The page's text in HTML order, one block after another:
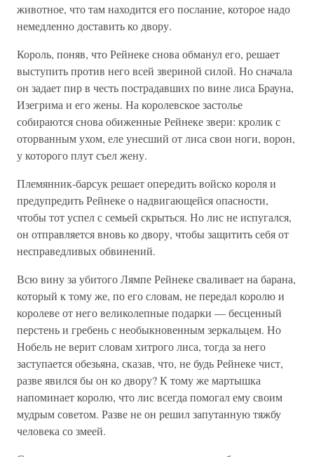
животное, что там находится его послание, которое надо
немедленно доставить ко двору.
Король, поняв, что Рейнеке снова обманул его, решает
выступить против него всей звериной силой. Но сначала
он задает пир в честь пострадавших по вине лиса Брауна,
Изегрима и его жены. На королевское застолье
собираются снова обиженные Рейнеке звери: кролик с
оторванным ухом, еле унесший от лиса свои ноги, ворон,
у которого плут съел жену.
Племянник-барсук решает опередить войско короля и
предупредить Рейнеке о надвигающейся опасности,
чтобы тот успел с семьей скрыться. Но лис не испугался,
он отправляется вновь ко двору, чтобы защитить себя от
несправедливых обвинений.
Всю вину за убитого Лямпе Рейнеке сваливает на барана,
который к тому же, по его словам, не передал королю и
королеве от него великолепные подарки — бесценный
перстень и гребень с необыкновенным зеркальцем. Но
Нобель не верит словам хитрого лиса, тогда за него
заступается обезьяна, сказав, что, не будь Рейнеке чист,
разве явился бы он ко двору? К тому же мартышка
напоминает королю, что лис всегда помогал ему своим
мудрым советом. Разве не он решил запутанную тяжбу
человека со змеей.